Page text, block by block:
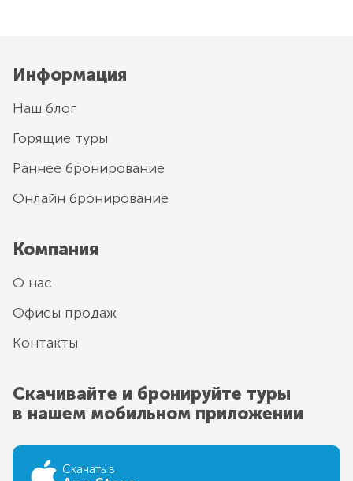
Информация
Наш блог
Горящие туры
Раннее бронирование
Онлайн бронирование
Компания
О нас
Офисы продаж
Контакты
Скачивайте и бронируйте туры
в нашем мобильном приложении
Скачать в